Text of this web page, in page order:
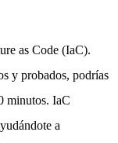
as Code (IaC).
y probados, podrías
minutos. IaC
a